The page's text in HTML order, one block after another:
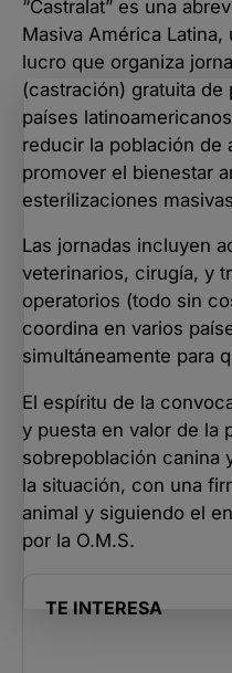
“Castralat” es una
Masiva América
lucro que organiza
(castración) gratuita
países
reducir la población de
promover el bienestar
esterilizaciones
Las jornadas incluyen
veterinarios, cirugía, y
operatorios (todo sin
coordina en varios
simultáneamente para
El espíritu de la
y puesta en valor de la
sobrepoblación canina
la situación, con una
animal y siguiendo el
por la O.M.S.
TE INTERESA